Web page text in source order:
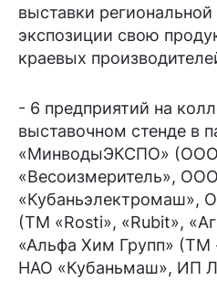
выставки
экспозиции свою
краевых
- 6 предприятий на
выставочном стенде в
«МинводыЭКСПО»
«Весоизмеритель», ООО
«Кубаньэлектромаш»,
(ТМ «Rosti», «Rubit»,
«Альфа Хим Групп» (ТМ
НАО «Кубаньмаш», ИП